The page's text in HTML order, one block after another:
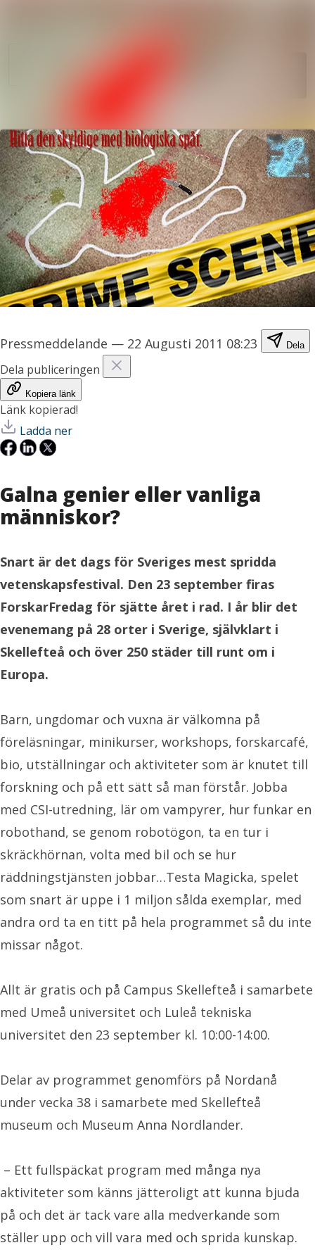
Pressmeddelande — 22 Augusti 2011 08:23 Dela
Dela publiceringen
Kopiera länk
Länk kopierad!
Ladda ner
Galna genier eller vanliga
människor?
Snart är det dags för Sveriges mest spridda
vetenskapsfestival. Den 23 september firas
ForskarFredag för sjätte året i rad. I år blir det
evenemang på 28 orter i Sverige, självklart i
Skellefteå och över 250 städer till runt om i
Europa.
Barn, ungdomar och vuxna är välkomna på
föreläsningar, minikurser, workshops, forskarcafé,
bio, utställningar och aktiviteter som är knutet till
forskning och på ett sätt så man förstår. Jobba
med CSI-utredning, lär om vampyrer, hur funkar en
robothand, se genom robotögon, ta en tur i
skräckhörnan, volta med bil och se hur
räddningstjänsten jobbar…Testa Magicka, spelet
som snart är uppe i 1 miljon sålda exemplar, med
andra ord ta en titt på hela programmet så du inte
missar något.
Allt är gratis och på Campus Skellefteå i samarbete
med Umeå universitet och Luleå tekniska
universitet den 23 september kl. 10:00-14:00.
Delar av programmet genomförs på Nordanå
under vecka 38 i samarbete med Skellefteå
museum och Museum Anna Nordlander.
– Ett fullspäckat program med många nya
aktiviteter som känns jätteroligt att kunna bjuda
på och det är tack vare alla medverkande som
ställer upp och vill vara med och sprida kunskap.